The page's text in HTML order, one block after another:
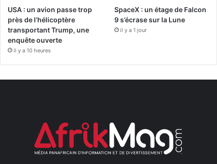
USA : un avion passe trop
près de l’hélicoptère
transportant Trump, une
enquête ouverte
il y a 10 heures
SpaceX : un étage de Falcon
9 s’écrase sur la Lune
il y a 1 jour